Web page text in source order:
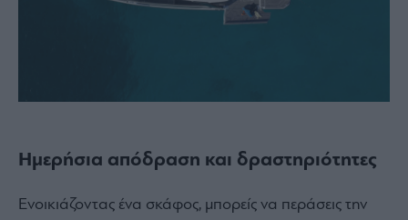
Ημερήσια απόδραση και δραστηριότητες
Ενοικιάζοντας ένα σκάφος, μπορείς να περάσεις την